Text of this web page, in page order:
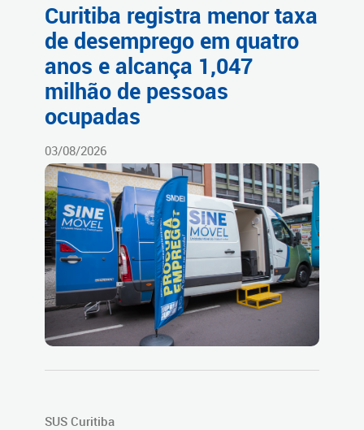
Curitiba registra menor taxa
de desemprego em quatro
anos e alcança 1,047
milhão de pessoas
ocupadas
03/08/2026
SUS Curitiba